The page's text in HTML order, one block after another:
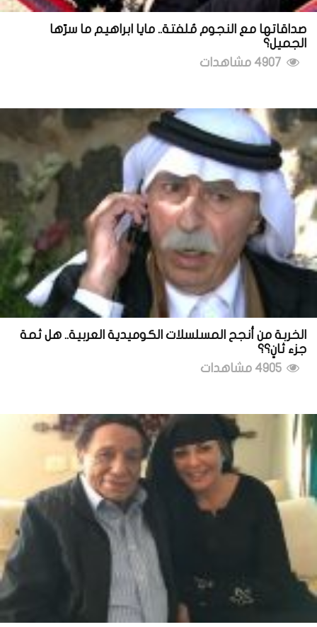
صداقاتها مع النجوم مُلفتة.. مايا ابراهيم ما سرّها
الجميل؟
الخربة من أنجح المسلسلات الكوميدية العربية.. هل ثمة
جزء ثانٍ؟؟